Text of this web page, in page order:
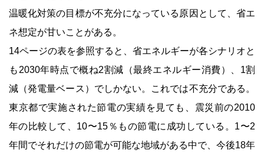
温暖化対策の目標が不充分になっている原因として、省エ
ネ想定が甘いことがある。
14ページの表を参照すると、省エネルギーが各シナリオと
も2030年時点で概ね2割減（最終エネルギー消費）、1割
減（発電量ベース）でしかない。これでは不充分である。
東京都で実施された節電の実績を見ても、震災前の2010
年の比較して、10〜15％もの節電に成功している。1〜2
年間でそれだけの節電が可能な地域がある中で、今後18年